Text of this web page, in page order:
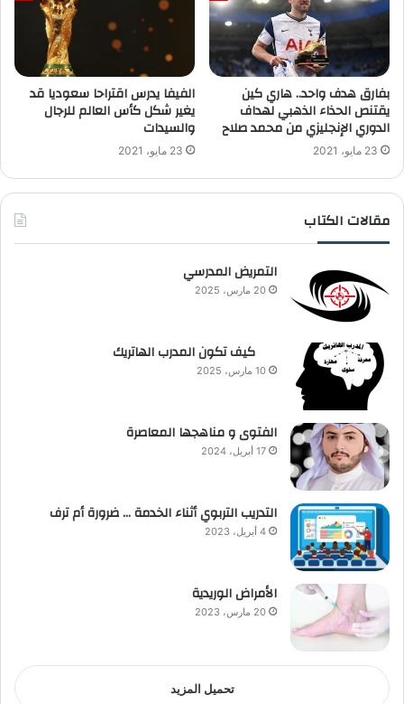
بفارق هدف واحد.. هاري كين
يقتنص الحذاء الذهبي لهداف
الدوري الإنجليزي من محمد صلاح
23 مايو، 2021
الفيفا يدرس اقتراحا سعوديا قد
يغير شكل كأس العالم للرجال
والسيدات
23 مايو، 2021
مقالات الكتاب
التمريض المدرسي
20 مارس، 2025
كيف تكون المدرب الهاتريك
10 مارس، 2025
الفتوى و مناهجها المعاصرة
17 أبريل، 2024
التدريب التربوي أثناء الخدمة … ضرورة أم ترف
4 أبريل، 2023
الأمراض الوريدية
20 مارس، 2023
تحميل المزيد